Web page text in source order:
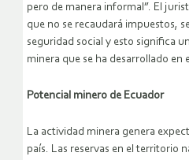
pero de manera informal”. El
que no se recaudará impuestos,
seguridad social y esto significa
minera que se ha desarrollado en
Potencial minero de Ecuador
La actividad minera genera
país. Las reservas en el territorio